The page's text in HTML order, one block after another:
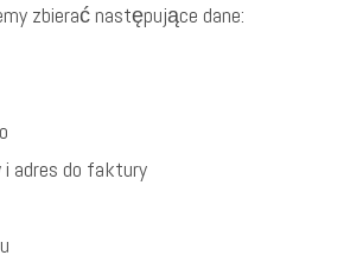
zbierać następujące dane:
i adres do faktury